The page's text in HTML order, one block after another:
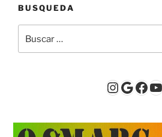
BUSQUEDA
por:
Google